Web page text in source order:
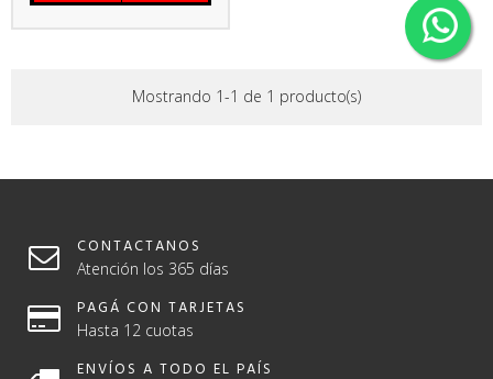
Mostrando 1-1 de 1 producto(s)
CONTACTANOS
Atención los 365 días
PAGÁ CON TARJETAS
Hasta 12 cuotas
ENVÍOS A TODO EL PAÍS